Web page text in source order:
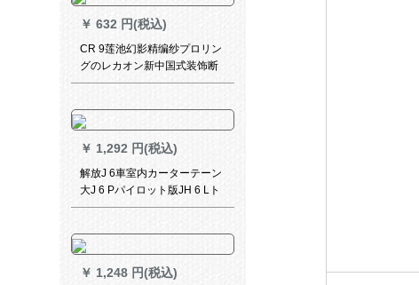
の価格
￥ 632 円(税込)
CR 9莲池幻影精编纱プロリン
グのレカオン新中国式装饰断
热挂式
￥ 1,292 円(税込)
解放J 6車室内カーターテーン
大J 6 Pパイロット版JH 6 Lト
ラック装飾カーターテーター
項--【全車カーテーン】青
￥ 1,248 円(税込)